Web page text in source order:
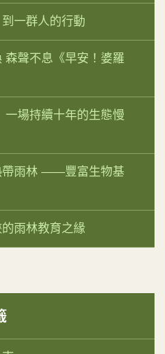
一群人的行動
森聲不息《早安！婆羅
一場持續十年的生態慢
帶雨林 ——豐富生物基
雨林教育之緣